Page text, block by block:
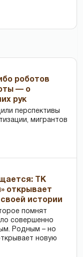
роботов
— о
рук
перспективы
мигрантов
ТК
открывает
истории
помнят
совершенно
Родным – но
новую